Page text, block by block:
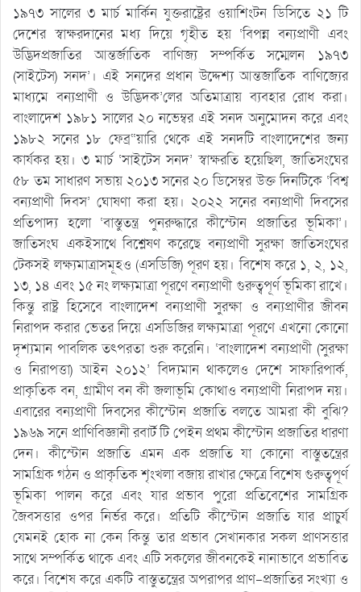
১৯৭৩ সালের ৩ মার্চ মার্কিন যুক্তরাষ্ট্রের ওয়াশিংটন ডিসিতে ২১ টি
দেশের স্বাক্ষরদানের মধ্য দিয়ে গৃহীত হয় ‘বিপন্ন বন্যপ্রাণী এবং
উদ্ভিদপ্রজাতির আন্তর্জাতিক বাণিজ্য সম্পর্কিত সম্মেলন ১৯৭৩
(সাইটেস) সনদ’। এই সনদের প্রধান উদ্দেশ্য আন্তজার্তিক বাণিজ্যের
মাধ্যমে বন্যপ্রাণী ও উদ্ভিদক’লের অতিমাত্রায় ব্যবহার রোধ করা।
বাংলাদেশ ১৯৮১ সালের ২০ নভেম্বর এই সনদ অনুমোদন করে এবং
১৯৮২ সনের ১৮ ফেব্র“য়ারি থেকে এই সনদটি বাংলাদেশের জন্য
কার্যকর হয়। ৩ মার্চ ‘সাইটেস সনদ’ স্বাক্ষরতি হয়েছিল, জাতিসংঘের
৫৮ তম সাধারণ সভায় ২০১৩ সনের ২০ ডিসেম্বর উক্ত দিনটিকে ‘বিশ্ব
বন্যপ্রাণী দিবস’ ঘোষণা করা হয়। ২০২২ সনের বন্যপ্রাণী দিবসের
প্রতিপাদ্য হলো ‘বাস্তুতন্ত্র পুনরুদ্ধারে কীস্টোন প্রজাতির ভূমিকা’।
জাতিসংঘ একইসাথে বিশ্লেষণ করেছে বন্যপ্রাণী সুরক্ষা জাতিসংঘের
টেকসই লক্ষ্যমাত্রাসমূহও (এসডিজি) পূরণ হয়। বিশেষ করে ১, ২, ১২,
১৩, ১৪ এবং ১৫ নং লক্ষ্যমাত্রা পূরণে বন্যপ্রাণী গুরুত্বপূর্ণ ভূমিকা রাখে।
কিন্তু রাষ্ট্র হিসেবে বাংলাদেশ বন্যপ্রাণী সুরক্ষা ও বন্যপ্রাণীর জীবন
নিরাপদ করার ভেতর দিয়ে এসডিজির লক্ষ্যমাত্রা পূরণে এখনো কোনো
দৃশ্যমান পাবলিক তৎপরতা শুরু করেনি। ‘বাংলাদেশ বন্যপ্রাণী (সুরক্ষা
ও নিরাপত্তা) আইন ২০১২’ বিদ্যমান থাকলেও দেশে সাফারিপার্ক,
প্রাকৃতিক বন, গ্রামীণ বন কী জলাভূমি কোথাও বন্যপ্রাণী নিরাপদ নয়।
এবারের বন্যপ্রাণী দিবসের কীস্টোন প্রজাতি বলতে আমরা কী বুঝি?
১৯৬৯ সনে প্রাণিবিজ্ঞানী রবার্ট টি পেইন প্রথম কীস্টোন প্রজাতির ধারণা
দেন। কীস্টোন প্রজাতি এমন এক প্রজাতি যা কোনো বাস্তুতন্ত্রের
সামগ্রিক গঠন ও প্রাকৃতিক শৃংখলা বজায় রাখার ক্ষেত্রে বিশেষ গুরুত্বপূর্ণ
ভূমিকা পালন করে এবং যার প্রভাব পুরো প্রতিবেশের সামগ্রিক
জৈবসত্তার ওপর নির্ভর করে। প্রতিটি কীস্টোন প্রজাতি যার প্রাচুর্য
যেমনই হোক না কেন কিন্তু তার প্রভাব সেখানকার সকল প্রাণসত্তার
সাথে সম্পর্কিত থাকে এবং এটি সকলের জীবনকেই নানাভাবে প্রভাবিত
করে। বিশেষ করে একটি বাস্তুতন্ত্রের অপরাপর প্রাণ-প্রজাতির সংখ্যা ও